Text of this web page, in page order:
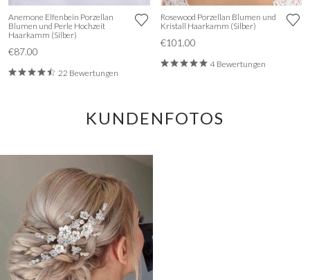
Anemone Elfenbein Porzellan
Blumen und Perle Hochzeit
Haarkamm (Silber)
€87.00
22 Bewertungen
Rosewood Porzellan Blumen und
Kristall Haarkamm (Silber)
€101.00
4 Bewertungen
KUNDENFOTOS